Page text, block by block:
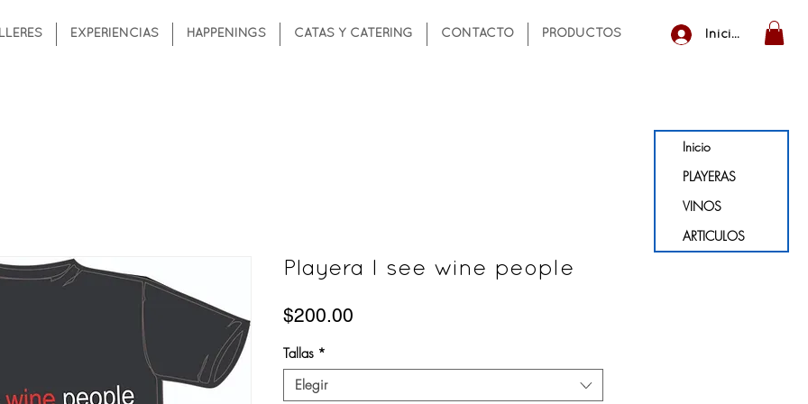
EXPERIENCIAS HAPPENINGS CATAS Y CATERING CONTACTO PRODUCTOS Iniciar sesión
Playera I see wine people
$200.00
Tallas *
Elegir
Inicio
PLAYERAS
VINOS
ARTICULOS